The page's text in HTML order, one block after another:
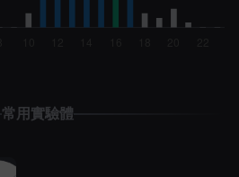
常用實驗體